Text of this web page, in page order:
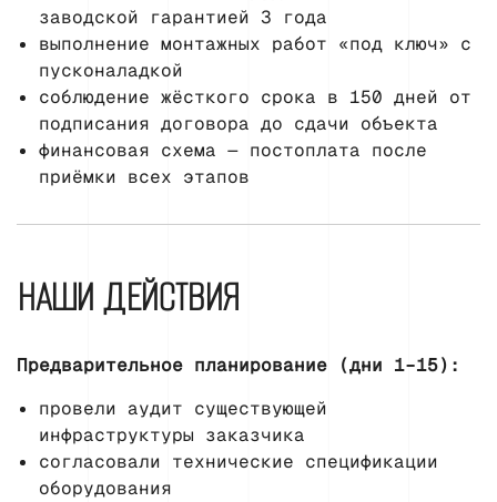
заводской гарантией 3 года
выполнение монтажных работ «под ключ» с
пусконаладкой
соблюдение жёсткого срока в 150 дней от
подписания договора до сдачи объекта
финансовая схема — постоплата после
приёмки всех этапов
НАШИ ДЕЙСТВИЯ
Предварительное планирование (дни 1–15):
провели аудит существующей
инфраструктуры заказчика
согласовали технические спецификации
оборудования